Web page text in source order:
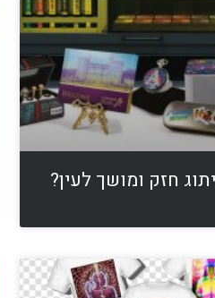
חזק ומושך לעין?